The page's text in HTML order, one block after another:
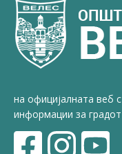
на официјалната веб
информации за